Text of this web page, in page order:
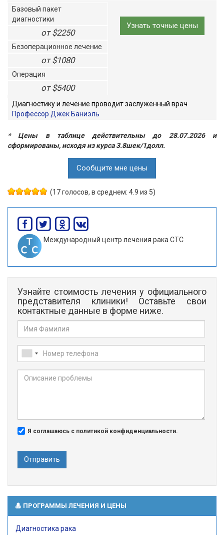
Базовый пакет
диагностики
от $2250
Безоперационное лечение
от $1080
Операция
от $5400
Узнать точные цены
Диагностику и лечение проводит заслуженный врач
Профессор Джек Баниэль
* Цены в таблице действительны до 28.07.2026 и
сформированы, исходя из курса 3.8шек/1долл.
Сообщите мне цены
(17 голосов, в среднем: 4.9 из 5)
Международный центр лечения рака СТС
Узнайте стоимость лечения у официального
представителя клиники! Оставьте свои
контактные данные в форме ниже.
Я соглашаюсь с политикой конфиденциальности.
Отправить
ПРОГРАММЫ ЛЕЧЕНИЯ И ЦЕНЫ
Диагностика рака